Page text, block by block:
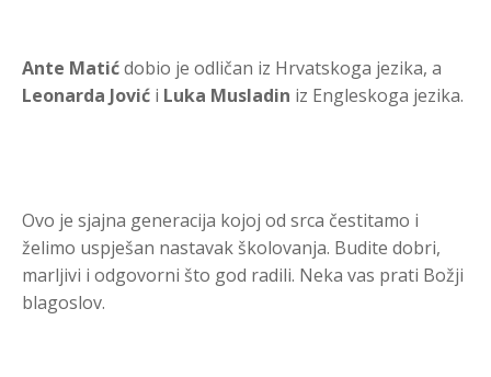
Ante Matićdobio je odličan iz Hrvatskoga jezika, a
Leonarda Jović i Luka Musladin iz Engleskoga jezika.
Ovo je sjajna generacija kojoj od srca čestitamo i
želimo uspješan nastavak školovanja. Budite dobri,
marljivi i odgovorni što god radili. Neka vas prati Božji
blagoslov.